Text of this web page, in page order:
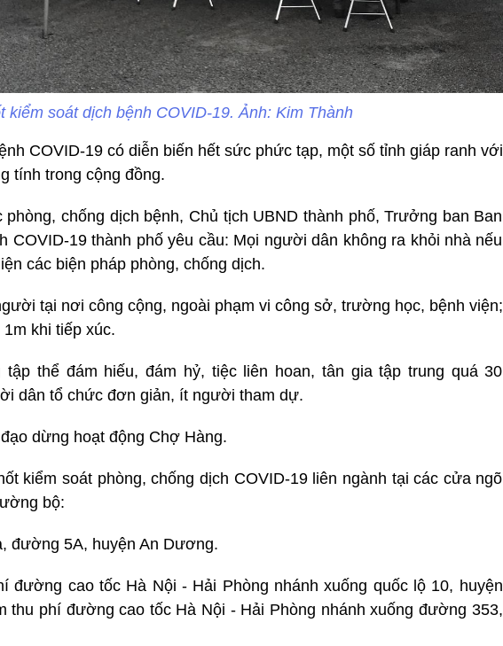
kiểm soát dịch bệnh COVID-19. Ảnh: Kim Thành
COVID-19 có diễn biến hết sức phức tạp, một số tỉnh giáp ranh với
tính trong cộng đồng.
chống dịch bệnh, Chủ tịch UBND thành phố, Trưởng ban Ban
COVID-19 thành phố yêu cầu: Mọi người dân không ra khỏi nhà nếu
các biện pháp phòng, chống dịch.
tại nơi công cộng, ngoài phạm vi công sở, trường học, bệnh viện;
khi tiếp xúc.
tập thể đám hiếu, đám hỷ, tiệc liên hoan, tân gia tập trung quá 30
dân tổ chức đơn giản, ít người tham dự.
dừng hoạt động Chợ Hàng.
kiểm soát phòng, chống dịch COVID-19 liên ngành tại các cửa ngõ
bộ:
đường 5A, huyện An Dương.
đường cao tốc Hà Nội - Hải Phòng nhánh xuống quốc lộ 10, huyện
thu phí đường cao tốc Hà Nội - Hải Phòng nhánh xuống đường 353,